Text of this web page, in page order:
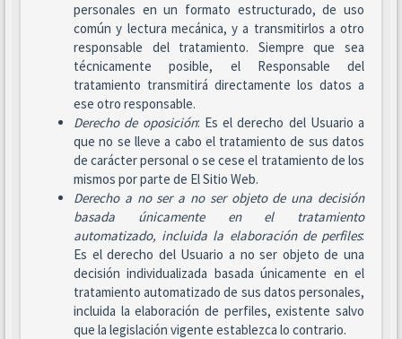
personales en un formato estructurado, de uso
común y lectura mecánica, y a transmitirlos a otro
responsable del tratamiento. Siempre que sea
técnicamente posible, el Responsable del
tratamiento transmitirá directamente los datos a
ese otro responsable.
Derecho de oposición: Es el derecho del Usuario a
que no se lleve a cabo el tratamiento de sus datos
de carácter personal o se cese el tratamiento de los
mismos por parte de El Sitio Web.
Derecho a no ser a no ser objeto de una decisión
basada únicamente en el tratamiento
automatizado, incluida la elaboración de perfiles:
Es el derecho del Usuario a no ser objeto de una
decisión individualizada basada únicamente en el
tratamiento automatizado de sus datos personales,
incluida la elaboración de perfiles, existente salvo
que la legislación vigente establezca lo contrario.